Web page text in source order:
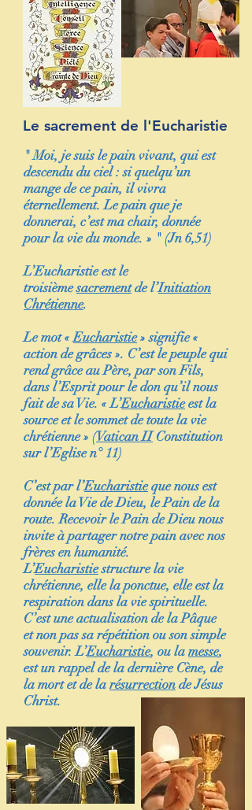
Le sacrement de l'Eucharistie
" Moi, je suis le pain vivant, qui est
descendu du ciel : si quelqu’un
mange de ce pain, il vivra
éternellement. Le pain que je
donnerai, c’est ma chair, donnée
pour la vie du monde. » " (Jn 6,51)
L’Eucharistie est le
troisièmesacrementde l’Initiation
Chrétienne.
Le mot «Eucharistie» signifie «
action de grâces ». C’est le peuple qui
rend grâce au Père, par son Fils,
dans l’Esprit pour le don qu’il nous
fait de sa Vie. « L’Eucharistieest la
source et le sommet de toute la vie
chrétienne » (Vatican IIConstitution
sur l’Eglise n° 11)
C’est par l’Eucharistieque nous est
donnée la Vie de Dieu, le Pain de la
route. Recevoir le Pain de Dieu nous
invite à partager notre pain avec nos
frères en humanité.
L’Eucharistiestructure la vie
chrétienne, elle la ponctue, elle est la
respiration dans la vie spirituelle.
C’est une actualisation de la Pâque
et non pas sa répétition ou son simple
souvenir. L’Eucharistie, ou lamesse,
est un rappel de la dernière Cène, de
la mort et de larésurrectionde Jésus
Christ.